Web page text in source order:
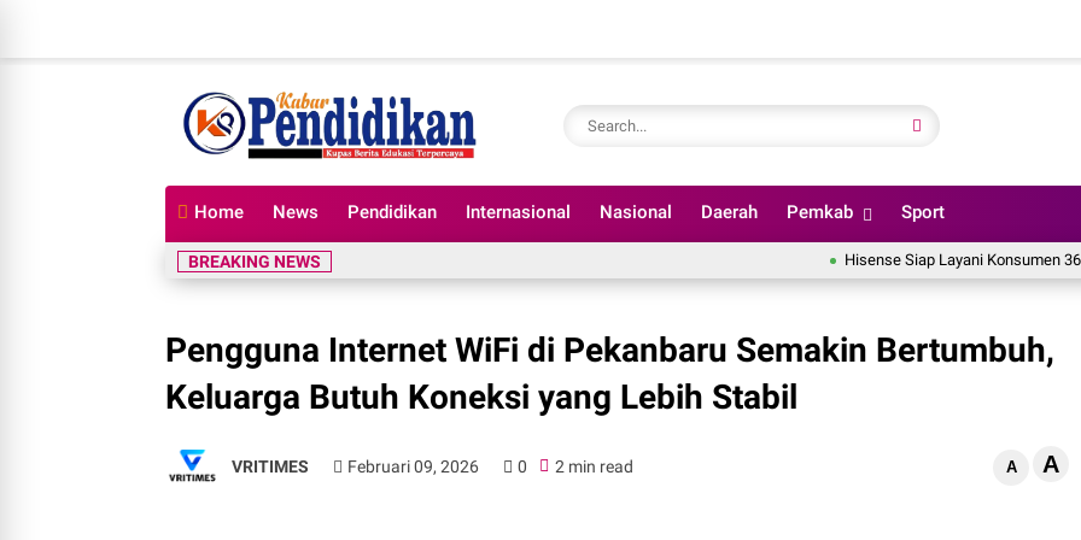
Home News Pendidikan Internasional Nasional Daerah Pemkab Sport
BREAKING NEWS Hisense Siap Layani Konsumen 365 Hari,
Pengguna Internet WiFi di Pekanbaru Semakin Bertumbuh,
Keluarga Butuh Koneksi yang Lebih Stabil
VRITIMES Februari 09, 2026 0 2 min read A A